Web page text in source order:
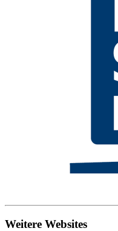
Weitere Websites